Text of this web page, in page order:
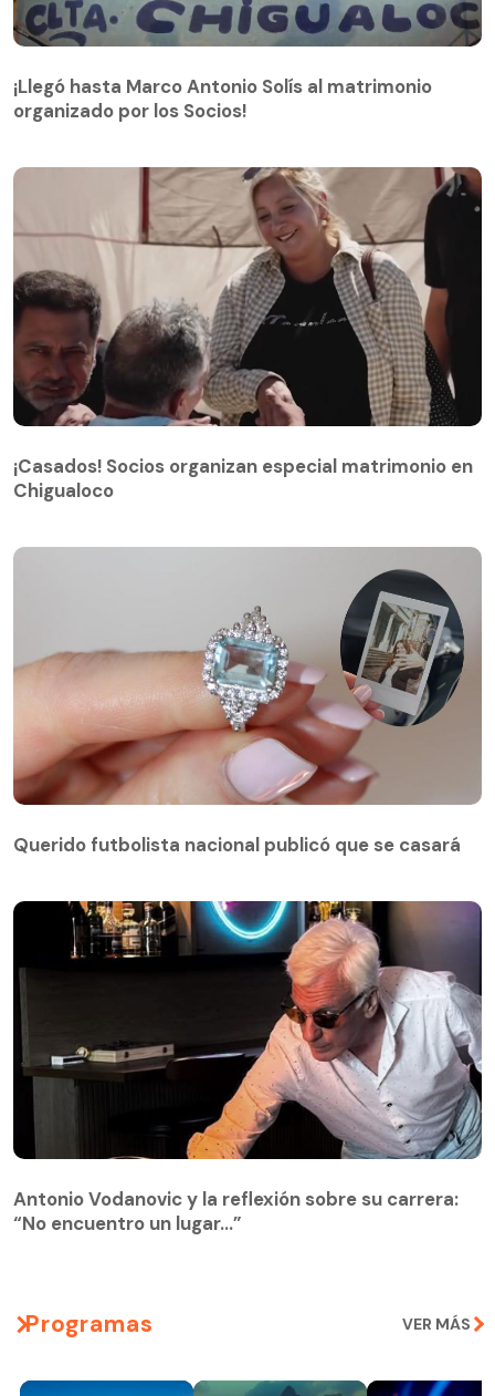
organizado por los Socios!
¡Llegó hasta Marco Antonio Solís al matrimonio
organizado por los Socios!
Chigualoco
¡Casados! Socios organizan especial matrimonio en
Chigualoco
Querido futbolista nacional publicó que se casará
Antonio Vodanovic y la reflexión sobre su carrera:
“No encuentro un lugar…”
Programas VER MÁS